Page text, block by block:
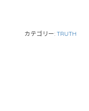
カテゴリー: TRUTH